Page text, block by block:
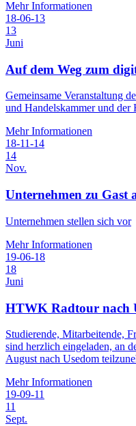
Mehr Informationen
18-06-13
13
Juni
Auf dem Weg zum
Gemeinsame Veranstaltung
und Handelskammer und
Mehr Informationen
18-11-14
14
Nov.
Unternehmen zu
Unternehmen stellen sich vor
Mehr Informationen
19-06-18
18
Juni
HTWK Radtour nach
Studierende, Mitarbeitende,
sind herzlich eingeladen, an
August nach Usedom
Mehr Informationen
19-09-11
11
Sept.